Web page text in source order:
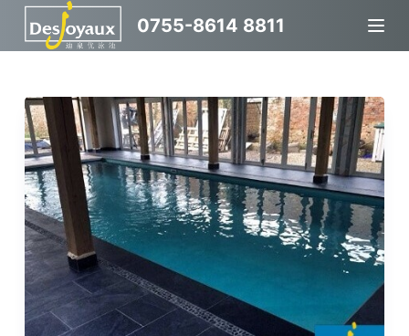
跳
过
容
0755-8614 8811